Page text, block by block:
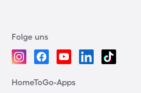
Folge uns
HomeToGo-Apps